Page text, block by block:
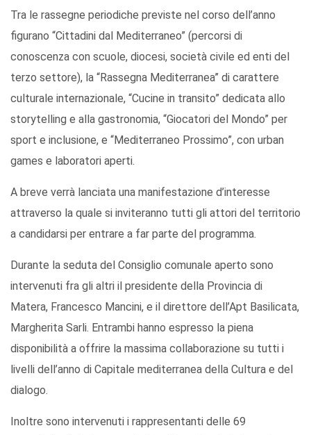
Tra le rassegne periodiche previste nel corso dell’anno
figurano “Cittadini dal Mediterraneo” (percorsi di
conoscenza con scuole, diocesi, società civile ed enti del
terzo settore), la “Rassegna Mediterranea” di carattere
culturale internazionale, “Cucine in transito” dedicata allo
storytelling e alla gastronomia, “Giocatori del Mondo” per
sport e inclusione, e “Mediterraneo Prossimo”, con urban
games e laboratori aperti.
A breve verrà lanciata una manifestazione d’interesse
attraverso la quale si inviteranno tutti gli attori del territorio
a candidarsi per entrare a far parte del programma.
Durante la seduta del Consiglio comunale aperto sono
intervenuti fra gli altri il presidente della Provincia di
Matera, Francesco Mancini, e il direttore dell’Apt Basilicata,
Margherita Sarli. Entrambi hanno espresso la piena
disponibilità a offrire la massima collaborazione su tutti i
livelli dell’anno di Capitale mediterranea della Cultura e del
dialogo.
Inoltre sono intervenuti i rappresentanti delle 69